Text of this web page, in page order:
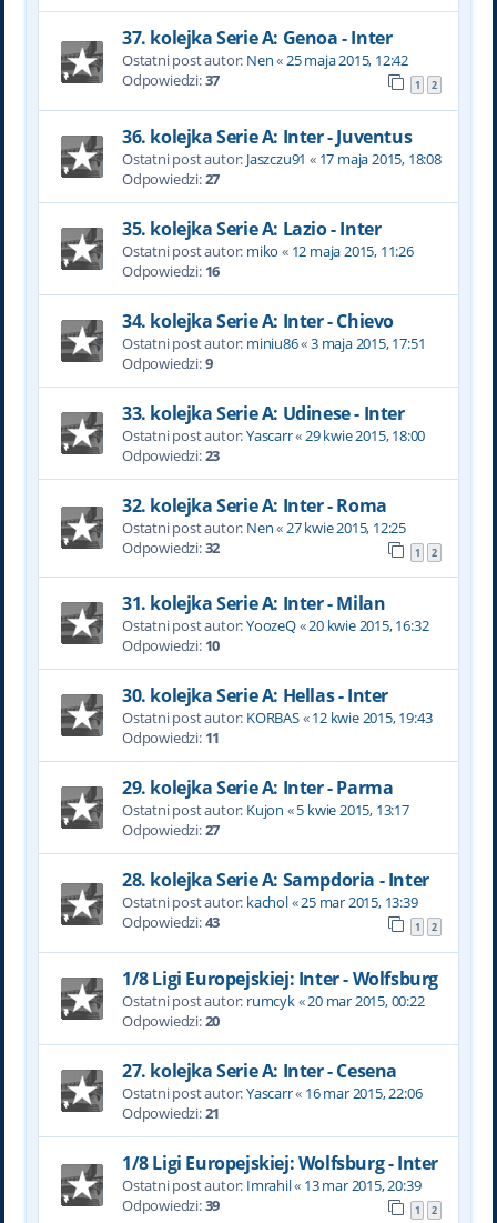
37. kolejka Serie A: Genoa - Inter
Ostatni post autor: Nen«25 maja 2015, 12:42
Odpowiedzi:37 1 2
36. kolejka Serie A: Inter - Juventus
Ostatni post autor: Jaszczu91 « 17 maja 2015, 18:08
Odpowiedzi:27
35. kolejka Serie A: Lazio - Inter
Ostatni post autor: miko « 12 maja 2015, 11:26
Odpowiedzi: 16
34. kolejka Serie A: Inter - Chievo
Ostatni post autor: miniu86«3 maja 2015, 17:51
Odpowiedzi:9
33. kolejka Serie A: Udinese - Inter
Ostatni post autor:Yascarr«29 kwie 2015, 18:00
Odpowiedzi:23
32. kolejka Serie A: Inter - Roma
Ostatni post autor: Nen«27 kwie 2015, 12:25
Odpowiedzi:32 1 2
31. kolejka Serie A: Inter - Milan
Ostatni post autor:YoozeQ«20 kwie 2015, 16:32
Odpowiedzi: 10
30. kolejka Serie A: Hellas - Inter
Ostatni post autor: KORBAS«12 kwie 2015, 19:43
Odpowiedzi: 11
29. kolejka Serie A: Inter - Parma
Ostatni post autor: Kujon «5 kwie 2015, 13:17
Odpowiedzi:27
28. kolejka Serie A: Sampdoria - Inter
Ostatni post autor: kachol«25 mar 2015, 13:39
Odpowiedzi:43 1 2
1/8 Ligi Europejskiej: Inter - Wolfsburg
Ostatni post autor: rumcyk«20 mar 2015, 00:22
Odpowiedzi:20
27. kolejka Serie A: Inter - Cesena
Ostatni post autor:Yascarr« 16 mar 2015, 22:06
Odpowiedzi:21
1/8 Ligi Europejskiej: Wolfsburg - Inter
Ostatni post autor: Imrahil« 13 mar 2015, 20:39
Odpowiedzi:39 1 2